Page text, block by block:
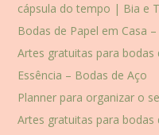
cápsula do tempo | Bia e
Bodas de Papel em Casa
Artes gratuitas para
Essência – Bodas de Aço
Planner para organizar o
Artes gratuitas para